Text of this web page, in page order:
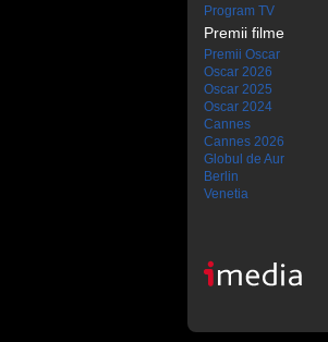
Program TV
Premii filme
Premii Oscar
Oscar 2026
Oscar 2025
Oscar 2024
Cannes
Cannes 2026
Globul de Aur
Berlin
Venetia